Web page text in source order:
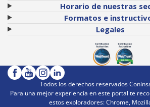
Horario de nuestras
Formatos e
Legales
Todos los derechos reservados
Para una mejor experiencia en este portal te
estos exploradores: Chrome,